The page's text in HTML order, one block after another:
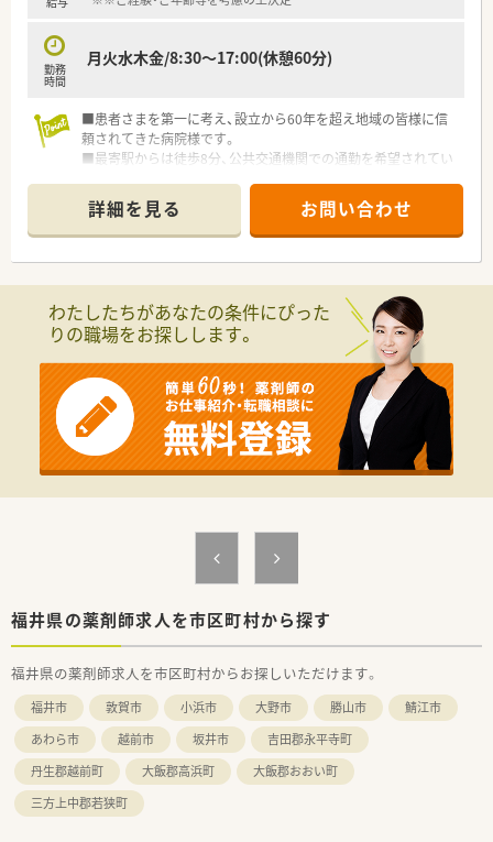
勤務
時間
月火水木金/8:30～17:00(休憩60分)
■患者さまを第一に考え、設立から60年を超え地域の皆様に信
頼されてきた病院様です。
■最寄駅からは徒歩8分、公共交通機関での通勤を希望されてい
■敷金・礼金の負担もなく、アパート借り上げ制度(病院様での上
限額あり)もありますのでＵターン・Iターンをお考えの方にもオ
ススメ
■福井県ですが三方上中郡ですので京都府・滋賀県にも近く自然
地もたくさんあったりとオススメのエリアです
詳細を見る お問い合わせ
わたしたちがあなたの条件にぴった
りの職場をお探しします。
福井県の薬剤師求人を市区町村から探す
福井県の薬剤師求人を市区町村からお探しいただけます。
福井市 敦賀市 小浜市 大野市 勝山市
鯖江市
あわら市
越前市 坂井市
吉田郡永平寺町
丹生郡越前町
大飯郡高浜町
大飯郡おおい町
三方上中郡若狭町